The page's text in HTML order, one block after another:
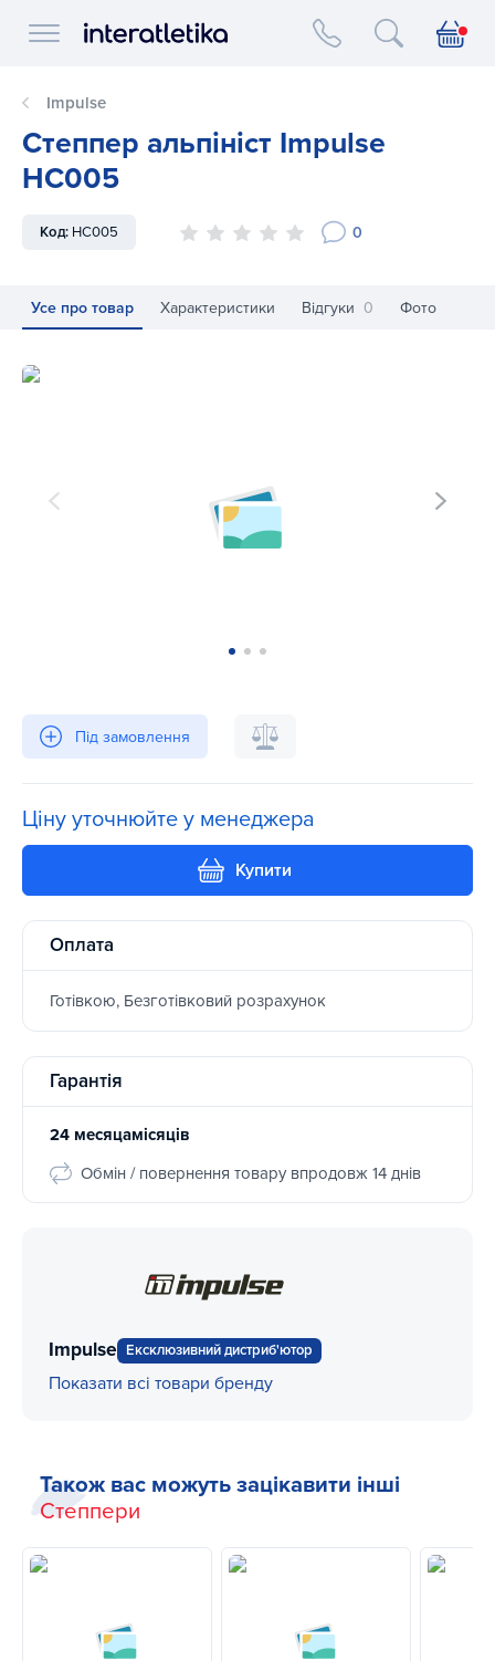
Interatletika logo
Impulse
Степпер альпініст Impulse
HC005
Код: HC005 0
Усе про товар Характеристики Відгуки 0 Фото
Степпер альпініст Impulse HC005
Під замовлення
Ціну уточнюйте у менеджера
Купити
Оплата
Готівкою, Безготівковий розрахунок
Гарантія
24 месяцамісяців
Обмін / повернення товару впродовж 14 днів
Impulse Ексклюзивний дистриб'ютор
Показати всі товари бренду
Також вас можуть зацікавити інші
Степпери